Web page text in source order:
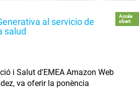
al servicio de
salud
Accés
obert
i Salut d'EMEA Amazon Web
va oferir la ponència